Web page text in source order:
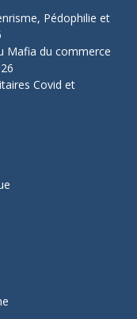
Pédophilie et
Mafia du commerce
Covid et